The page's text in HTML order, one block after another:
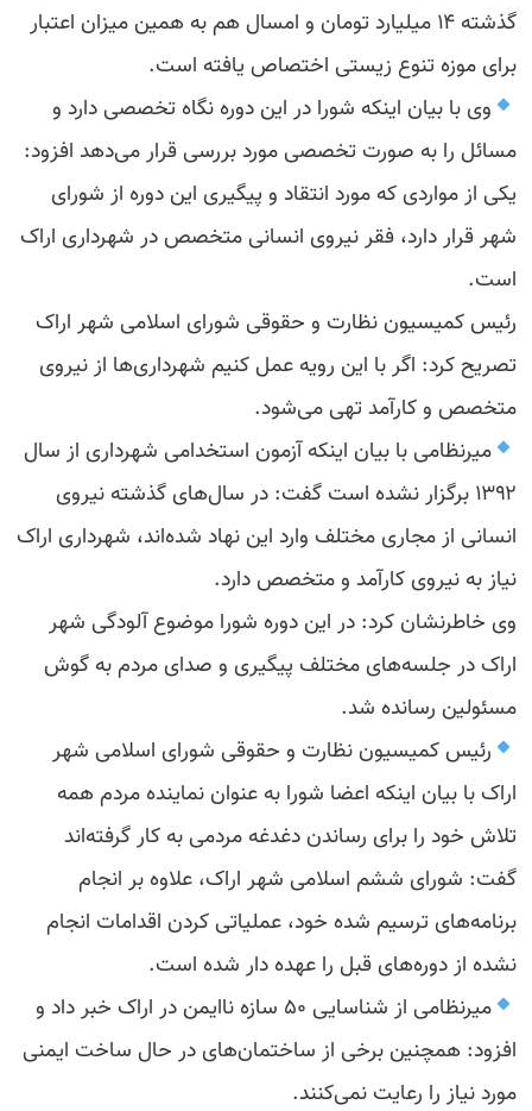
گذشته ۱۴ میلیارد تومان و امسال هم به همین میزان اعتبار
برای موزه تنوع زیستی اختصاص یافته است‌.
وی با بیان اینکه شورا در این دوره نگاه تخصصی دارد و
مسائل را به صورت تخصصی مورد بررسی قرار می‌دهد افزود:
یکی از مواردی که مورد انتقاد و پیگیری این دوره از شورای
شهر قرار دارد، فقر نیروی انسانی متخصص در شهرداری اراک
است.
رئیس کمیسیون نظارت و حقوقی شورای اسلامی شهر اراک
تصریح کرد: اگر با این رویه عمل کنیم شهرداری‌ها از نیروی
متخصص و کارآمد تهی می‌شود.
میرنظامی با بیان اینکه آزمون استخدامی شهرداری از سال
۱۳۹۲ برگزار نشده است گفت: در سال‌های گذشته نیروی
انسانی از مجاری مختلف وارد این نهاد شده‌اند، شهرداری اراک
نیاز به نیروی کارآمد و متخصص دارد.
وی خاطرنشان کرد: در این دوره شورا موضوع آلودگی شهر
اراک در جلسه‌های مختلف پیگیری و صدای مردم به گوش
مسئولین رسانده شد.
رئیس کمیسیون نظارت و حقوقی شورای اسلامی شهر
اراک با بیان اینکه اعضا شورا به عنوان نماینده مردم همه
تلاش خود را برای رساندن دغدغه مردمی به کار گرفته‌اند
گفت: شورای ششم اسلامی شهر اراک، علاوه بر انجام
برنامه‌های ترسیم شده خود، عملیاتی کردن اقدامات انجام
نشده از دوره‌های قبل را عهده دار شده است.
میرنظامی از شناسایی ۵۰ سازه ناایمن در اراک خبر داد و
افزود: همچنین برخی از ساختمان‌های در حال ساخت ایمنی
مورد نیاز را رعایت نمی‌کنند.